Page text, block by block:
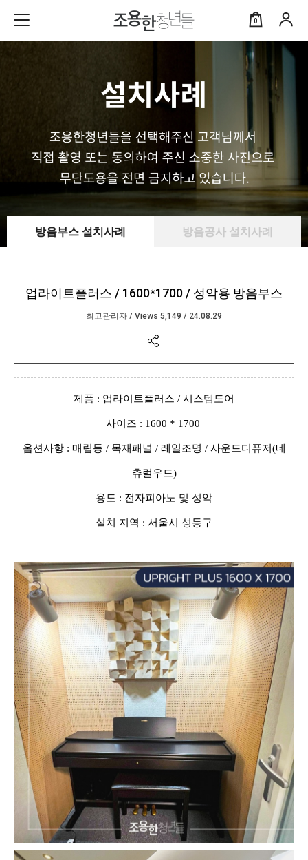
0
방음부스 설치사례 방음공사 설치사례
업라이트플러스 / 1600*1700 / 성악용 방음부스
최고관리자 / Views 5,149 / 24.08.29
본문
제품 : 업라이트플러스 / 시스템도어
사이즈 : 1600 * 1700
옵션사항 : 매립등 / 목재패널 / 레일조명 / 사운드디퓨저(네
츄럴우드)
용도 : 전자피아노 및 성악
설치 지역 : 서울시 성동구